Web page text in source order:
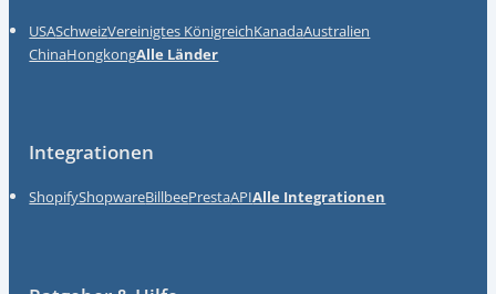
USASchweizVereinigtes KönigreichKanadaAustralien
ChinaHongkongAlle Länder
Integrationen
ShopifyShopwareBillbeePrestaAPIAlle Integrationen